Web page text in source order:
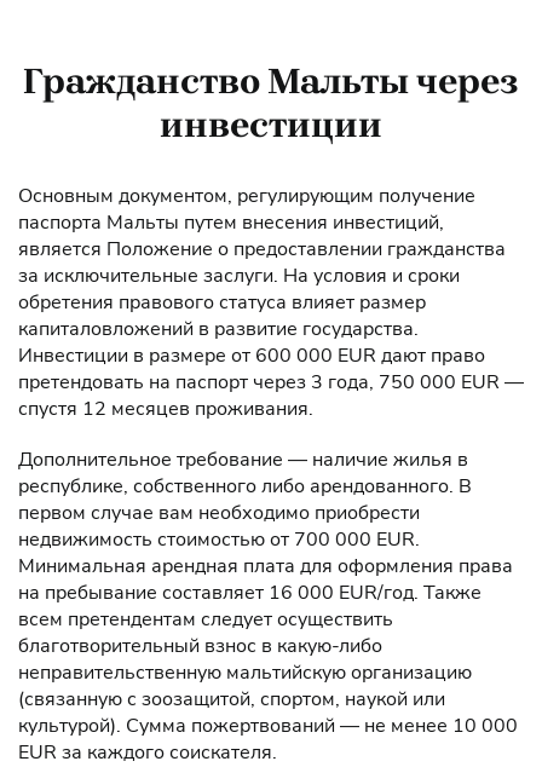
Гражданство Мальты через
инвестиции
Основным документом, регулирующим получение
паспорта Мальты путем внесения инвестиций,
является Положение о предоставлении гражданства
за исключительные заслуги. На условия и сроки
обретения правового статуса влияет размер
капиталовложений в развитие государства.
Инвестиции в размере от 600 000 EUR дают право
претендовать на паспорт через 3 года, 750 000 EUR —
спустя 12 месяцев проживания.
Дополнительное требование — наличие жилья в
республике, собственного либо арендованного. В
первом случае вам необходимо приобрести
недвижимость стоимостью от 700 000 EUR.
Минимальная арендная плата для оформления права
на пребывание составляет 16 000 EUR/год. Также
всем претендентам следует осуществить
благотворительный взнос в какую-либо
неправительственную мальтийскую организацию
(связанную с зоозащитой, спортом, наукой или
культурой). Сумма пожертвований — не менее 10 000
EUR за каждого соискателя.